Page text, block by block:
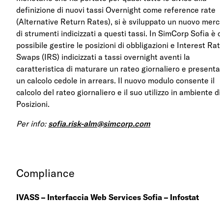
definizione di nuovi tassi Overnight come reference rate
(Alternative Return Rates), si è sviluppato un nuovo
di strumenti indicizzati a questi tassi. In SimCorp Sofia è
possibile gestire le posizioni di obbligazioni e Interest
Swaps (IRS) indicizzati a tassi overnight aventi la
caratteristica di maturare un rateo giornaliero e
un calcolo cedole in arrears. Il nuovo modulo consente il
calcolo del rateo giornaliero e il suo utilizzo in ambiente
Posizioni.
Per info: sofia.risk-alm@simcorp.com
Compliance
IVASS – Interfaccia Web Services Sofia – Infostat